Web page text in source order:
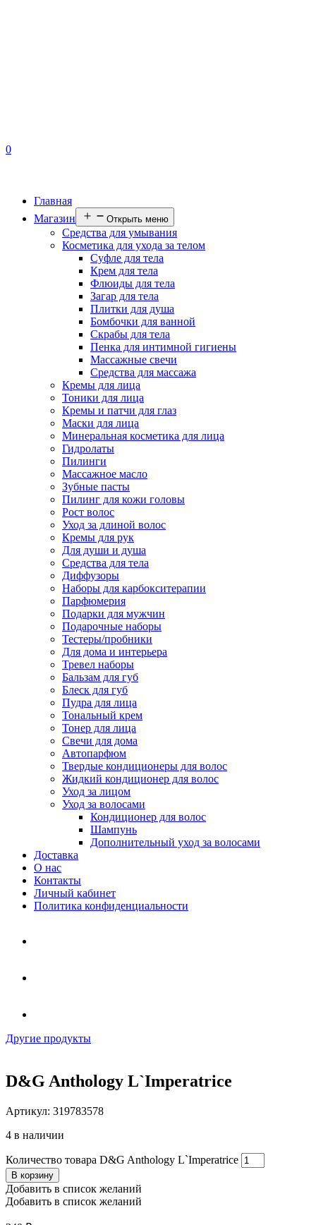
0
Главная
Магазин
Открыть меню
Средства для умывания
Косметика для ухода за телом
Суфле для тела
Крем для тела
Флюиды для тела
Загар для тела
Плитки для душа
Бомбочки для ванной
Скрабы для тела
Пенка для интимной гигиены
Массажные свечи
Средства для массажа
Кремы для лица
Тоники для лица
Кремы и патчи для глаз
Маски для лица
Минеральная косметика для лица
Гидролаты
Пилинги
Массажное масло
Зубные пасты
Пилинг для кожи головы
Рост волос
Уход за длиной волос
Кремы для рук
Для души и душа
Средства для тела
Диффузоры
Наборы для карбокситерапии
Парфюмерия
Подарки для мужчин
Подарочные наборы
Тестеры/пробники
Для дома и интерьера
Тревел наборы
Бальзам для губ
Блеск для губ
Пудра для лица
Тональный крем
Тонер для лица
Свечи для дома
Автопарфюм
Твердые кондиционеры для волос
Жидкий кондиционер для волос
Уход за лицом
Уход за волосами
Кондиционер для волос
Шампунь
Дополнительный уход за волосами
Доставка
О нас
Контакты
Личный кабинет
Политика конфиденциальности
Другие продукты
D&G Anthology L`Imperatrice
Артикул: 319783578
4 в наличии
Количество товара D&G Anthology L`Imperatrice
В корзину
Добавить в список желаний
Добавить в список желаний